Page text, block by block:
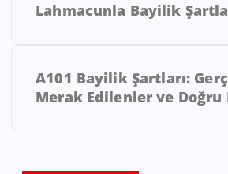
Lahmacunla Bayilik
A101 Bayilik Şartları:
Merak Edilenler ve